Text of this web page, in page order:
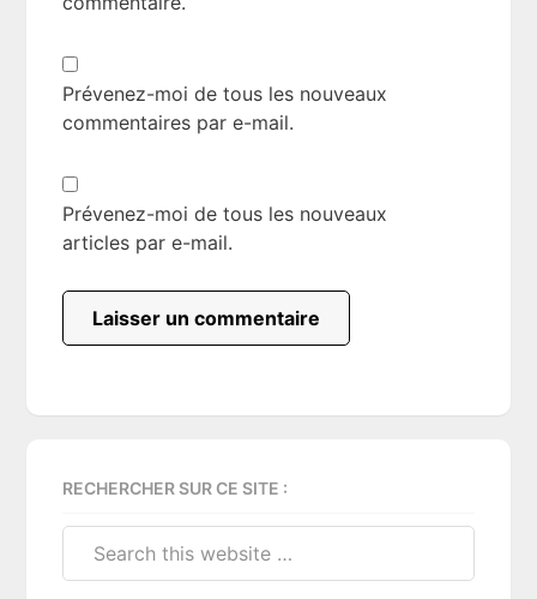
Prévenez-moi de tous les nouveaux
commentaires par e-mail.
Prévenez-moi de tous les nouveaux
articles par e-mail.
Sidebar
RECHERCHER SUR CE SITE :